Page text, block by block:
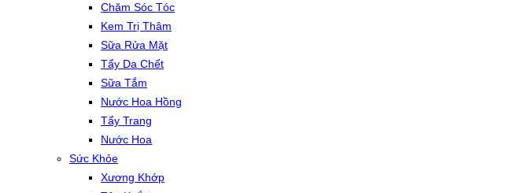
Chăm Sóc Tóc
Kem Trị Thâm
Sữa Rửa Mặt
Tẩy Da Chết
Sữa Tắm
Nước Hoa Hồng
Tẩy Trang
Nước Hoa
Sức Khỏe
Xương Khớp